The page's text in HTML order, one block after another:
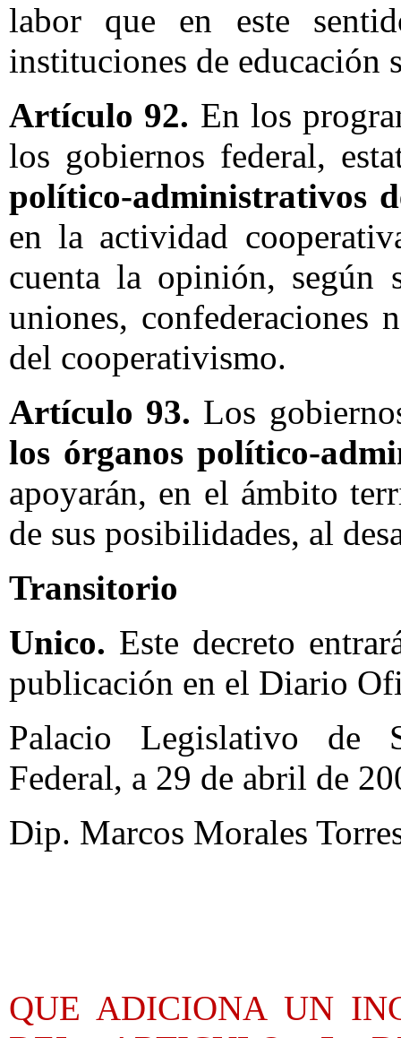
labor que en este
instituciones de educación
Artículo 92. En los
los gobiernos federal,
político-administrativos
en la actividad
cuenta la opinión, según
uniones, confederaciones
del cooperativismo.
Artículo 93. Los
los órganos político-
apoyarán, en el ámbito
de sus posibilidades, al
Transitorio
Unico. Este decreto
publicación en el Diario
Palacio Legislativo de
Federal, a 29 de abril de
Dip. Marcos Morales
QUE ADICIONA UN